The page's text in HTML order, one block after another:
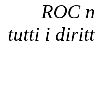
ROC
tutti i